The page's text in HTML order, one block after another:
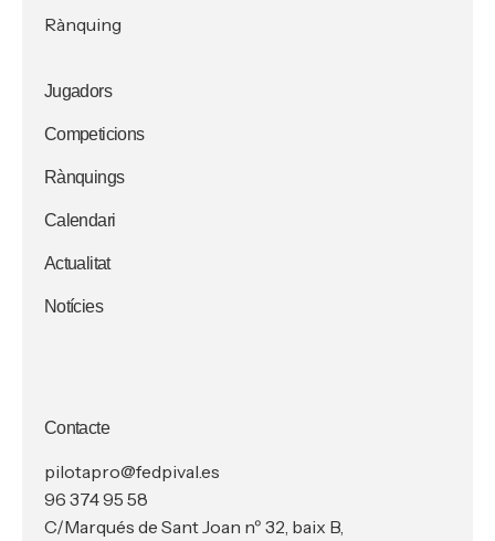
Rànquing
Jugadors
Competicions
Rànquings
Calendari
Actualitat
Notícies
Contacte
pilotapro@fedpival.es
96 374 95 58
C/Marqués de Sant Joan nº 32, baix B,